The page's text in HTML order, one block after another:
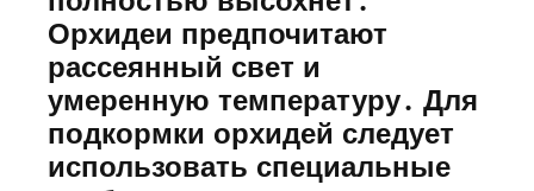
Орхидеи предпочитают
рассеянный свет и
умеренную температуру․ Для
подкормки орхидей следует
использовать специальные